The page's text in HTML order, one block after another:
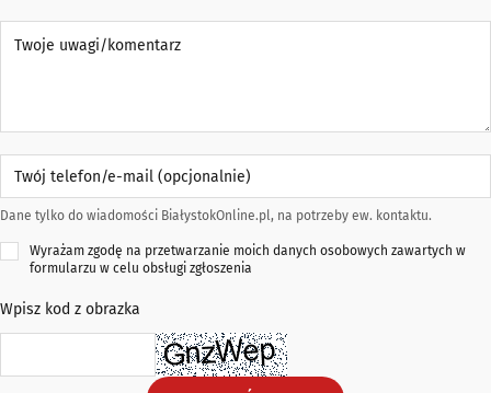
Twój telefon/e-mail (opcjonalnie)
Dane tylko do wiadomości BiałystokOnline.pl, na potrzeby ew. kontaktu.
Wyrażam zgodę na przetwarzanie moich danych osobowych zawartych w
formularzu w celu obsługi zgłoszenia
Wpisz kod z obrazka